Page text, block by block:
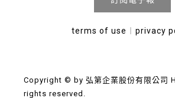
Copyright © by 弘第企業股份有限公司
rights reserved.
terms of use privacy